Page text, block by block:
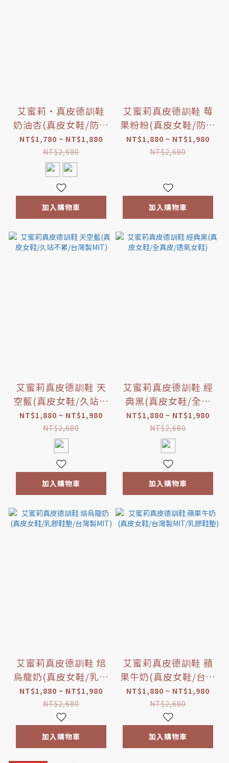
艾蜜莉‧真皮德訓鞋
奶油杏(真皮女鞋/防潑
水/台灣製MIT)
NT$1,780 ~ NT$1,880
NT$2,680
加入購物車
艾蜜莉真皮德訓鞋 莓
果粉粉(真皮女鞋/防潑
水/乳膠鞋墊)
NT$1,880 ~ NT$1,980
NT$2,680
加入購物車
艾蜜莉真皮德訓鞋 天
空藍(真皮女鞋/久站不
累/台灣製MIT)
NT$1,880 ~ NT$1,980
NT$2,680
加入購物車
艾蜜莉真皮德訓鞋 經
典黑(真皮女鞋/全真
皮/透氣女鞋)
NT$1,880 ~ NT$1,980
NT$2,680
加入購物車
艾蜜莉真皮德訓鞋 焙
烏龍奶(真皮女鞋/乳膠
鞋墊/台灣製MIT)
NT$1,880 ~ NT$1,980
NT$2,680
加入購物車
艾蜜莉真皮德訓鞋 蘋
果牛奶(真皮女鞋/台灣
製MIT/乳膠鞋墊)
NT$1,880 ~ NT$1,980
NT$2,680
加入購物車